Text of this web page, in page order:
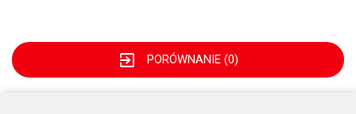
exit_to_app PORÓWNANIE (0)